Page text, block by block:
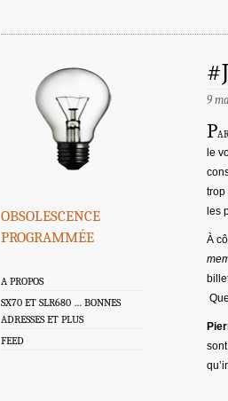
obsolescence
programmée
A PROPOS
SX70 ET SLR680 … BONNES
ADRESSES ET PLUS
FEED
9
P
le
trop
les
À